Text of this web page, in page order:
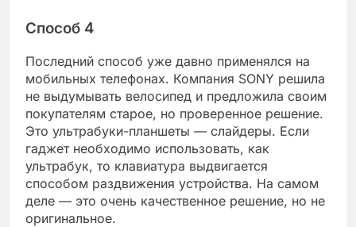
Способ 4
Последний способ уже давно применялся на
мобильных телефонах. Компания SONY решила
не выдумывать велосипед и предложила своим
покупателям старое, но проверенное решение.
Это ультрабуки-планшеты — слайдеры. Если
гаджет необходимо использовать, как
ультрабук, то клавиатура выдвигается
способом раздвижения устройства. На самом
деле — это очень качественное решение, но не
оригинальное.